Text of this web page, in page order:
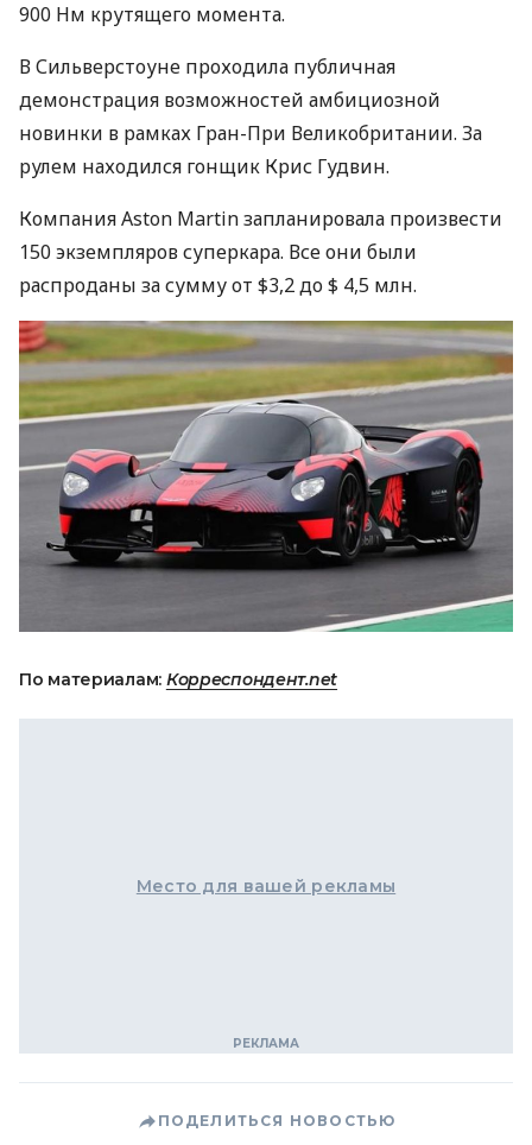
900 Нм крутящего момента.
В Сильверстоуне проходила публичная
демонстрация возможностей амбициозной
новинки в рамках Гран-При Великобритании. За
рулем находился гонщик Крис Гудвин.
Компания Aston Martin запланировала произвести
150 экземпляров суперкара. Все они были
распроданы за сумму от $3,2 до $ 4,5 млн.
По материалам: Корреспондент.net
Место для вашей рекламы
ПОДЕЛИТЬСЯ НОВОСТЬЮ